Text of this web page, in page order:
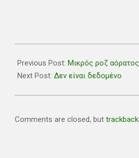
03-
27
Previous Post: Μικρός ροζ
Next Post: Δεν είναι δεδομένο
Comments are closed, but